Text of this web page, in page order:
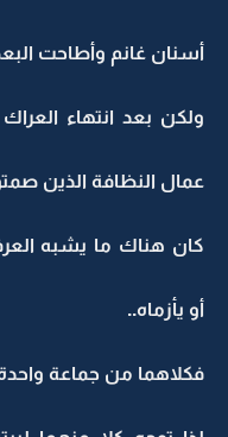
أسنان غانم وأطاحت
ولكن بعد انتهاء
عمال النظافة الذين
كان هناك ما يشبه
أو يأزماه..
فكلاهما من جماعة